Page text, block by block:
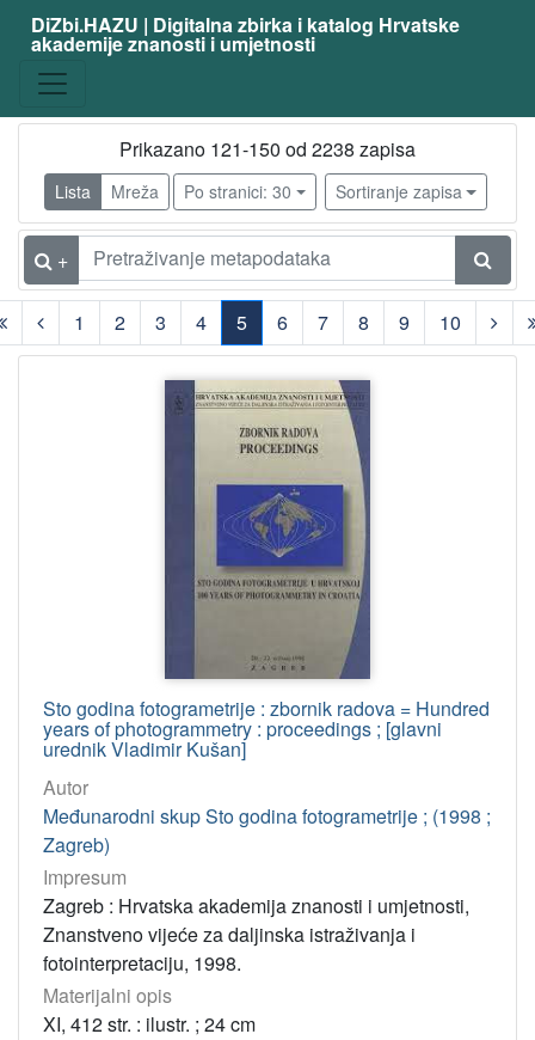
DiZbi.HAZU | Digitalna zbirka i katalog Hrvatske
akademije znanosti i umjetnosti
Prikazano 121-150 od 2238 zapisa
Lista Mreža Po stranici: 30 Sortiranje zapisa
+
1 2 3 4
5
(current)
6 7 8 9 10
Sto godina fotogrametrije : zbornik radova = Hundred
years of photogrammetry : proceedings ; [glavni
urednik Vladimir Kušan]
Autor
Međunarodni skup Sto godina fotogrametrije ; (1998 ;
Zagreb)
Impresum
Zagreb : Hrvatska akademija znanosti i umjetnosti,
Znanstveno vijeće za daljinska istraživanja i
fotointerpretaciju, 1998.
Materijalni opis
XI, 412 str. : ilustr. ; 24 cm